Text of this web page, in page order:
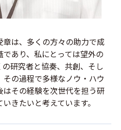
は、多くの方々の助力で成
あり、私にとっては望外の
研究者と協奏、共創、そし
の過程で多様なノウ・ハウ
その経験を次世代を担う研
きたいと考えています。